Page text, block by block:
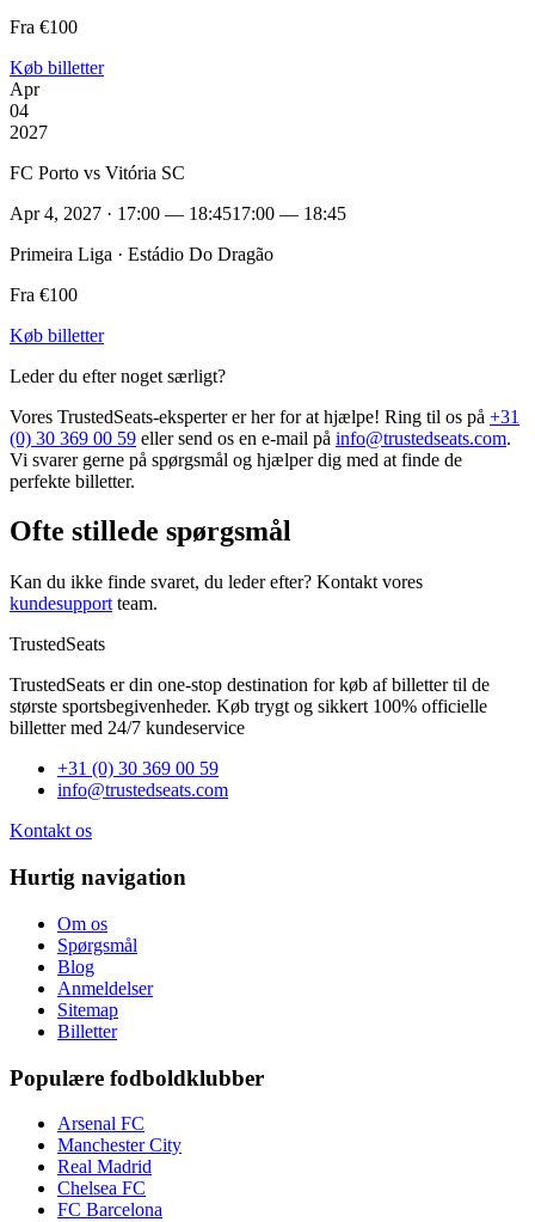
Fra €100
Køb billetter
Apr
04
2027
FC Porto vs Vitória SC
Apr 4, 2027 · 17:00 — 18:4517:00 — 18:45
Primeira Liga · Estádio Do Dragão
Fra €100
Køb billetter
Leder du efter noget særligt?
Vores TrustedSeats-eksperter er her for at hjælpe! Ring til os på +31
(0) 30 369 00 59 eller send os en e-mail på info@trustedseats.com.
Vi svarer gerne på spørgsmål og hjælper dig med at finde de
perfekte billetter.
Ofte stillede spørgsmål
Kan du ikke finde svaret, du leder efter? Kontakt vores
kundesupport team.
TrustedSeats
TrustedSeats er din one-stop destination for køb af billetter til de
største sportsbegivenheder. Køb trygt og sikkert 100% officielle
billetter med 24/7 kundeservice
+31 (0) 30 369 00 59
info@trustedseats.com
Kontakt os
Hurtig navigation
Om os
Spørgsmål
Blog
Anmeldelser
Sitemap
Billetter
Populære fodboldklubber
Arsenal FC
Manchester City
Real Madrid
Chelsea FC
FC Barcelona